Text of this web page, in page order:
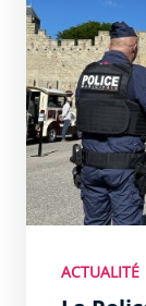
ACTUALITÉ